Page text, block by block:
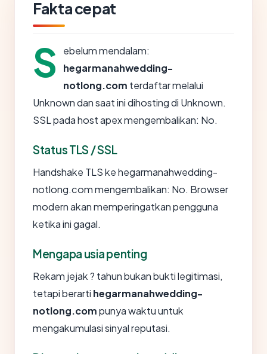
Fakta cepat
S
ebelum mendalam:
hegarmanahwedding-
notlong.com terdaftar melalui
Unknown dan saat ini dihosting di Unknown.
SSL pada host apex mengembalikan: No.
Status TLS / SSL
Handshake TLS ke hegarmanahwedding-
notlong.com mengembalikan: No. Browser
modern akan memperingatkan pengguna
ketika ini gagal.
Mengapa usia penting
Rekam jejak ? tahun bukan bukti legitimasi,
tetapi berarti hegarmanahwedding-
notlong.compunya waktu untuk
mengakumulasi sinyal reputasi.